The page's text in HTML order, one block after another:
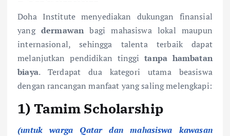
Doha Institute menyediakan dukungan finansial
yang dermawan bagi mahasiswa lokal maupun
internasional, sehingga talenta terbaik dapat
melanjutkan pendidikan tinggitanpa hambatan
biaya. Terdapat dua kategori utama beasiswa
dengan rancangan manfaat yang saling melengkapi:
1) Tamim Scholarship
(untuk warga Qatar dan mahasiswa kawasan